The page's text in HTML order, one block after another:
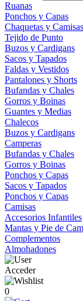
Ruanas
Ponchos y Capas
Chaquetas y Camisas
Tejido de Punto
Buzos y Cardigans
Sacos y Tapados
Faldas y Vestidos
Pantalones y Shorts
Bufandas y Chales
Gorros y Boinas
Guantes y Medias
Chalecos
Buzos y Cardigans
Camperas
Bufandas y Chales
Gorros y Boinas
Ponchos y Capas
Sacos y Tapados
Ponchos y Capas
Camisas
Accesorios Infantiles
Mantas y Pie de
Complementos
Almohadones
Acceder
0